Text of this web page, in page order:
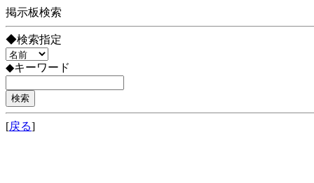
掲示板検索
◆検索指定
◆キーワード
[戻る]